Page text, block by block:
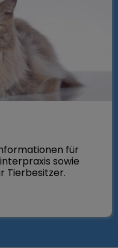
für
sowie
Tierbesitzer.